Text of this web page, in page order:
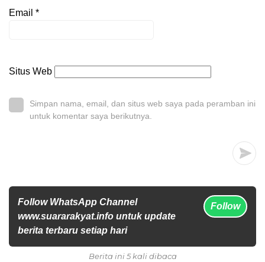
Email *
Situs Web
Simpan nama, email, dan situs web saya pada peramban ini
untuk komentar saya berikutnya.
Follow WhatsApp Channel
www.suararakyat.info untuk update
berita terbaru setiap hari
Follow
Berita ini 5 kali dibaca